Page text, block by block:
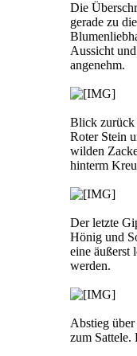
Die
gerade zu
Aussicht
angenehm.
Blick zurück
Roter Stein
wilden
hinterm
Der letzte
Hönig und
eine äußerst
werden.
Abstieg
zum Sattele.